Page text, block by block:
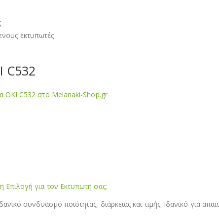
εκτυπωτές
C532
OKI C532 στο Melanaki-Shop.gr
Επιλογή για τον Εκτυπωτή σας;
συνδυασμό ποιότητας, διάρκειας και τιμής. Ιδανικό για